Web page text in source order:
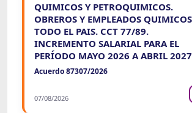
QUIMICOS Y PETROQUIMICOS.
OBREROS Y EMPLEADOS QUIMICOS
TODO EL PAIS. CCT 77/89.
INCREMENTO SALARIAL PARA EL
PERÍODO MAYO 2026 A ABRIL
Acuerdo 87307/2026
07/08/2026